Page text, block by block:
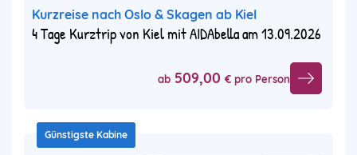
Kurzreise nach Oslo & Skagen ab Kiel
4 Tage Kurztrip von Kiel mit AIDAbella am 13.09.2026
ab 509,00 € pro Person
Günstigste Kabine